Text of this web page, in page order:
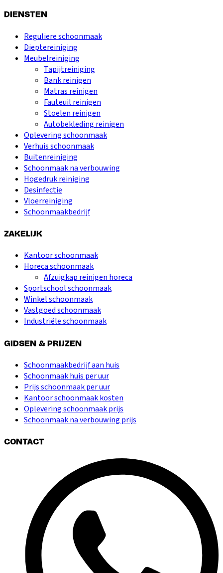
DIENSTEN
Reguliere schoonmaak
Dieptereiniging
Meubelreiniging
Tapijtreiniging
Bank reinigen
Matras reinigen
Fauteuil reinigen
Stoelen reinigen
Autobekleding reinigen
Oplevering schoonmaak
Verhuis schoonmaak
Buitenreiniging
Schoonmaak na verbouwing
Hogedruk reiniging
Desinfectie
Vloerreiniging
Schoonmaakbedrijf
ZAKELIJK
Kantoor schoonmaak
Horeca schoonmaak
Afzuigkap reinigen horeca
Sportschool schoonmaak
Winkel schoonmaak
Vastgoed schoonmaak
Industriële schoonmaak
GIDSEN & PRIJZEN
Schoonmaakbedrijf aan huis
Schoonmaak huis per uur
Prijs schoonmaak per uur
Kantoor schoonmaak kosten
Oplevering schoonmaak prijs
Schoonmaak na verbouwing prijs
CONTACT